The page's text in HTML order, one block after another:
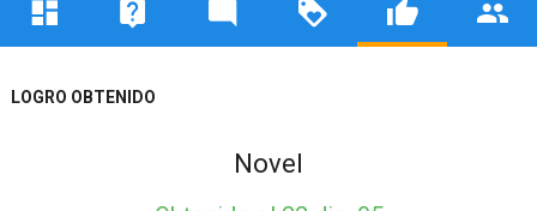
LOGRO OBTENIDO
Novel